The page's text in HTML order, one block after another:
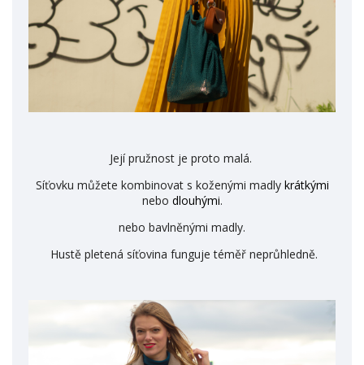
Její pružnost je proto malá.
Síťovku můžete kombinovat s koženými madly krátkými
nebo dlouhými.
nebo bavlněnými madly.
Hustě pletená síťovina funguje téměř neprůhledně.